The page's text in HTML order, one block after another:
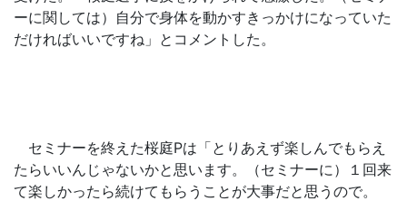
ーに関しては）自分で身体を動かすきっかけになっていた
だければいいですね」とコメントした。
セミナーを終えた桜庭Pは「とりあえず楽しんでもらえ
たらいいんじゃないかと思います。（セミナーに）１回来
て楽しかったら続けてもらうことが大事だと思うので。